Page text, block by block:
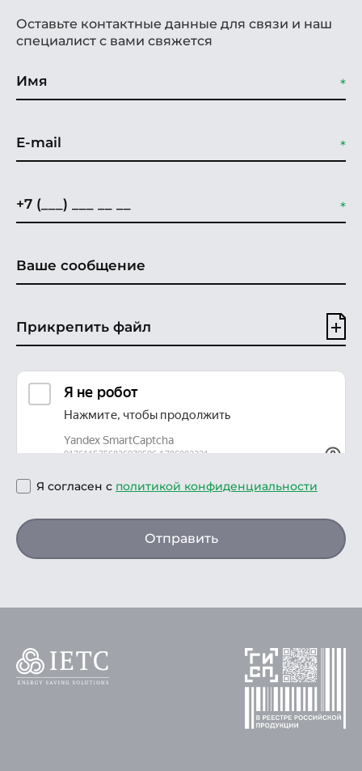
Оставьте контактные данные для связи и наш
специалист с вами свяжется
Прикрепить файл
Я согласен с политикой конфиденциальности
Отправить